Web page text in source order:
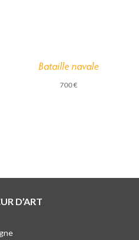
Bataille navale
700€
D’ART